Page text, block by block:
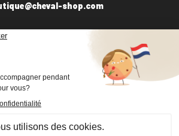
shop.com
VOTRE COMPTE
INFORMATIONS